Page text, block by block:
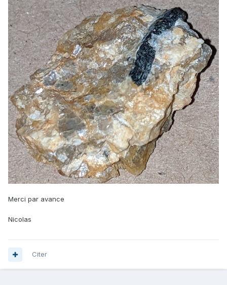
Merci par avance
Nicolas
Citer